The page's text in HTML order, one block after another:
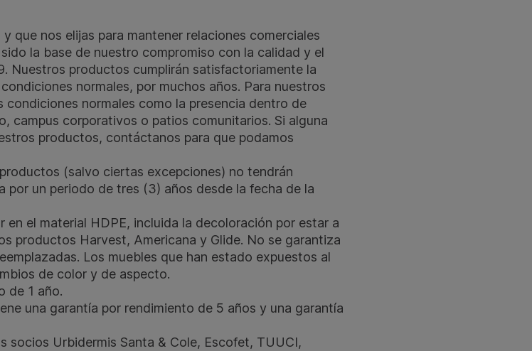
que nos elijas para mantener relaciones comerciales
la base de nuestro compromiso con la calidad y el
Nuestros productos cumplirán satisfactoriamente la
normales, por muchos años. Para nuestros
normales como la presencia dentro de
campus corporativos o patios comunitarios. Si alguna
productos, contáctanos para que podamos
(salvo ciertas excepciones) no tendrán
por un periodo de tres (3) años desde la fecha de la
el material HDPE, incluida la decoloración por estar a
productos Harvest, Americana y Glide. No se garantiza
Los muebles que han estado expuestos al
de color y de aspecto.
de 1 año.
una garantía por rendimiento de 5 años y una garantía
socios Urbidermis Santa & Cole, Escofet, TUUCI,